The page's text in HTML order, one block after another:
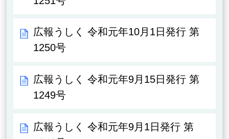
広報うしく 令和元年10月1日発行 第
1250号
広報うしく 令和元年9月15日発行 第
1249号
広報うしく 令和元年9月1日発行 第